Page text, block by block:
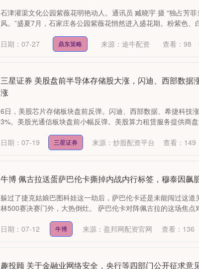
石津灌渠文化公园紫薇花明艳动人。通讯员 臧晓宇 摄 “独占芳
风。”盛夏7月，石家庄各公园紫薇花悄然进入盛花期。粉紫色、
日期：07-27 鼎东策略 来源：途牛配资 查看： 98
三星证券 美股盘前半导体存储股大涨，闪迪、西部数据
涨
6日，美股芯片存储板块盘前反弹。闪迪、西部数据、希捷科技
3%。美股光通信板块盘前小幅反弹。美股算力租赁服务提供商
日期：07-19 三星证券 来源：炒股配资平台 查看： 149
牛博 佩古拉送蛋萨巴伦卡撕掉内战内行标签，穆泰因飙
躲过了捷克姑娘巴图科娃这一劫后，萨巴伦卡还是未能闯过这道
林500赛决赛门外，大热倒灶。 萨巴伦卡对阵佩古拉的这场焦点
日期：07-12 牛博 来源：盈邦网配资官网 查看： 136
趣投顾 关于金融业网络安全，央行等四部门公开征求意
3940.04 39.68 1.02% 深证成指